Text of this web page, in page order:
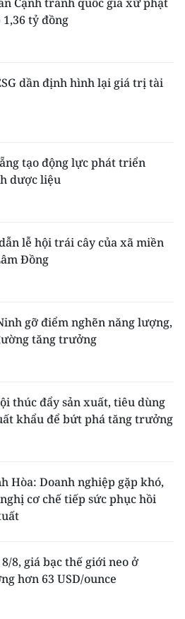
Cạnh tranh quốc gia xử phạt
1,36 tỷ đồng
dần định hình lại giá trị tài
tạo động lực phát triển
dược liệu
lễ hội trái cây của xã miền
Đồng
gỡ điểm nghẽn năng lượng,
tăng trưởng
thúc đẩy sản xuất, tiêu dùng
khẩu để bứt phá tăng trưởng
Hòa: Doanh nghiệp gặp khó,
cơ chế tiếp sức phục hồi
8/8, giá bạc thế giới neo ở
hơn 63 USD/ounce